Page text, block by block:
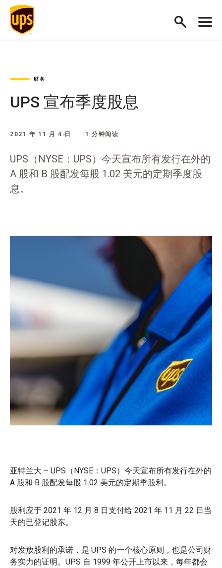
财务
UPS 宣布季度股息
2021 年 11 月 4 日 1 分钟阅读
UPS（NYSE：UPS）今天宣布所有发行在外的
A 股和 B 股配发每股 1.02 美元的定期季度股
息。
亚特兰大 – UPS（NYSE：UPS）今天宣布所有发行在外的
A 股和 B 股配发每股 1.02 美元的定期季股利。
股利应于 2021 年 12 月 8 日支付给 2021 年 11 月 22 日当
天的已登记股东。
对发放股利的承诺，是 UPS 的一个核心原则，也是公司财
务实力的证明。UPS 自 1999 年公开上市以来，每年都会